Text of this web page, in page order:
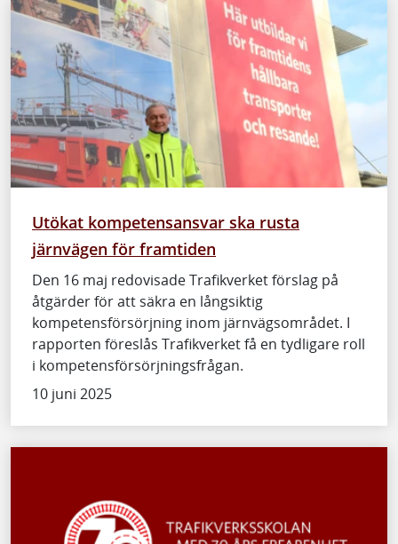
Utökat kompetensansvar ska rusta
järnvägen för framtiden
Den 16 maj redovisade Trafikverket förslag på
åtgärder för att säkra en långsiktig
kompetensförsörjning inom järnvägsområdet. I
rapporten föreslås Trafikverket få en tydligare roll
i kompetensförsörjningsfrågan.
10 juni 2025